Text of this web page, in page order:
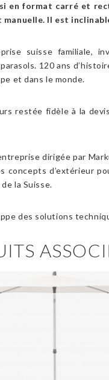
en format carré et
Il est
suisse familiale,
120 ans
et dans le monde.
restée fidèle à la
dirigée par
concepts d’extérieur
la Suisse.
des solutions